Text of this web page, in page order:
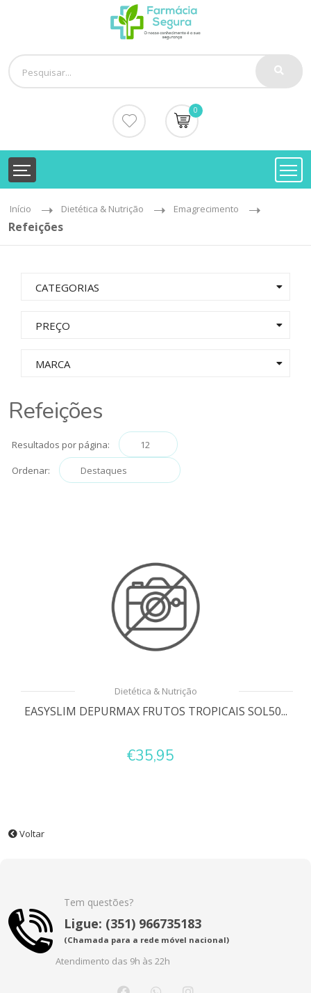
0
Início Dietética & Nutrição Emagrecimento
Refeições
CATEGORIAS
PREÇO
MARCA
Refeições
Resultados por página:
Ordenar:
Dietética & Nutrição
EASYSLIM DEPURMAX FRUTOS TROPICAIS SOL50...
€35,95
Voltar
Tem questões?
Ligue: (351) 966735183
(Chamada para a rede móvel nacional)
Atendimento das 9h às 22h